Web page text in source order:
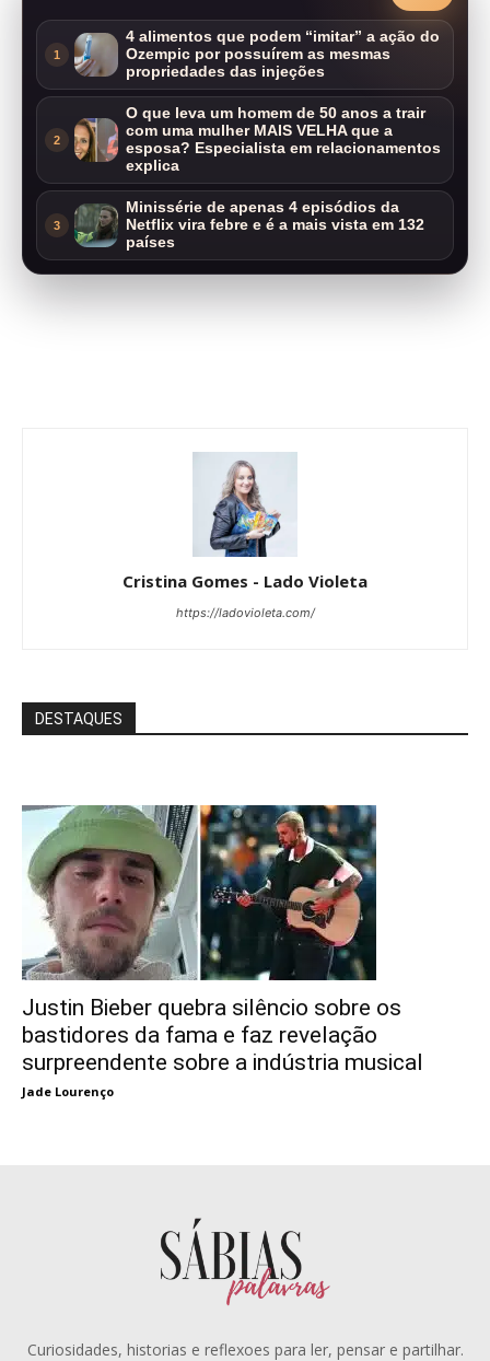
1
4 alimentos que podem “imitar” a ação do
Ozempic por possuírem as mesmas
propriedades das injeções
2
O que leva um homem de 50 anos a trair
com uma mulher MAIS VELHA que a
esposa? Especialista em relacionamentos
explica
3
Minissérie de apenas 4 episódios da
Netflix vira febre e é a mais vista em 132
países
Cristina Gomes - Lado Violeta
https://ladovioleta.com/
DESTAQUES
Justin Bieber quebra silêncio sobre os
bastidores da fama e faz revelação
surpreendente sobre a indústria musical
Jade Lourenço
Curiosidades, historias e reflexoes para ler, pensar e partilhar.